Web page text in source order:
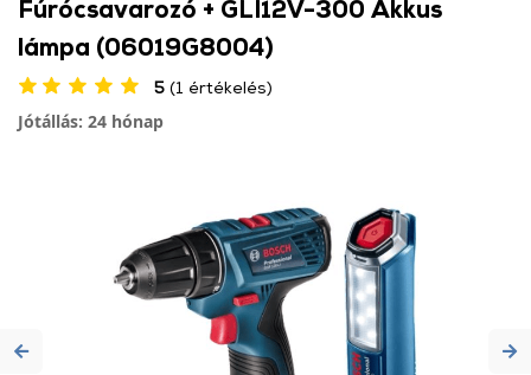
Fúrócsavarozó + GLI12V-300 Akkus
lámpa (06019G8004)
5 (1 értékelés)
Jótállás: 24 hónap
Previous